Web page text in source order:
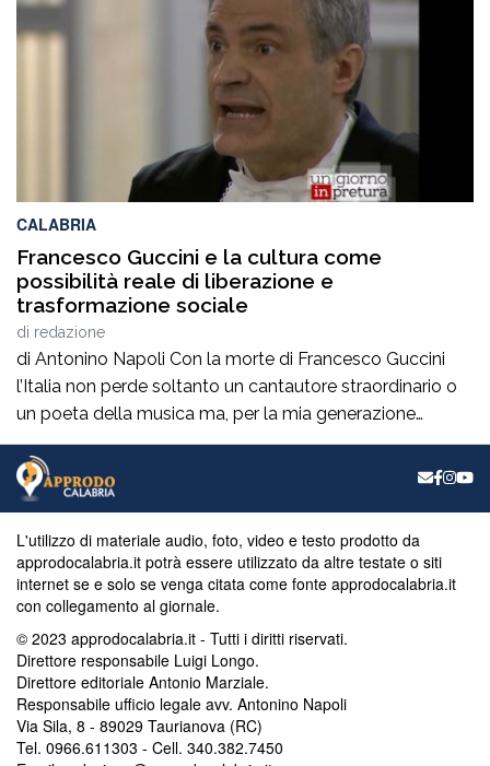
italiano. Nella splendida cornice di Piazza […]
CALABRIA
Francesco Guccini e la cultura come
possibilità reale di liberazione e
trasformazione sociale
di redazione
di Antonino Napoli Con la morte di Francesco Guccini
l’Italia non perde soltanto un cantautore straordinario o
un poeta della musica ma, per la mia generazione
cresciuta nella sinistra degli anni Ottanta e Novanta, se
ne va un autentico riferimento culturale, uno di quei
maestri che hanno insegnato a pensare prima ancora
L'utilizzo di materiale audio, foto, video e testo prodotto da
approdocalabria.it potrà essere utilizzato da altre testate o siti
internet se e solo se venga citata come fonte approdocalabria.it
con collegamento al giornale.
© 2023 approdocalabria.it - Tutti i diritti riservati.
Direttore responsabile Luigi Longo.
Direttore editoriale Antonio Marziale.
Responsabile ufficio legale avv. Antonino Napoli
Via Sila, 8 - 89029 Taurianova (RC)
Tel. 0966.611303 - Cell. 340.382.7450